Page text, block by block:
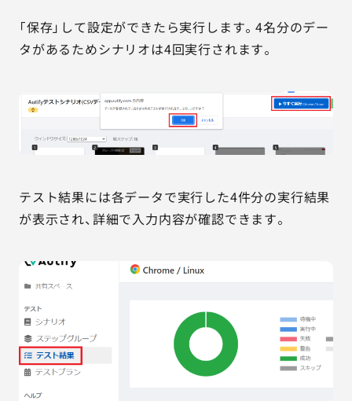
「保存」して設定ができたら実行します。4名分のデー
タがあるためシナリオは4回実行されます。
テスト結果には各データで実行した4件分の実行結果
が表示され、詳細で入力内容が確認できます。